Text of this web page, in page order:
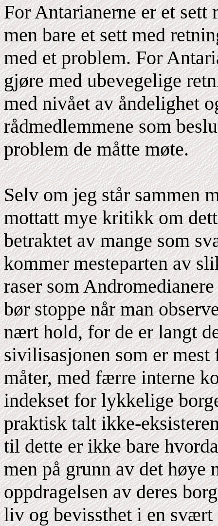
For Antarianerne er et
men bare et sett med
med et problem. For
gjøre med ubevegelige
med nivået av åndelighet
rådmedlemmene som
problem de måtte møte.
Selv om jeg står sammen
mottatt mye kritikk om
betraktet av mange som
kommer mesteparten av
raser som
bør stoppe når man
nært hold, for de er langt
sivilisasjonen som er
måter, med færre interne
indekset for lykkelige
praktisk talt ikke-
til dette er ikke bare
men på grunn av det høye
oppdragelsen av deres
liv og bevissthet i en svært